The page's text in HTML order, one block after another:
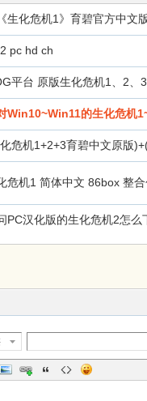
生化危机1》育碧官方中文
pc hd ch
平台 原版生化危机1、2、
Win10~Win11的生化危机
危机1+2+3育碧中文原版
危机1 简体中文 86box 整
PC汉化版的生化危机2怎么